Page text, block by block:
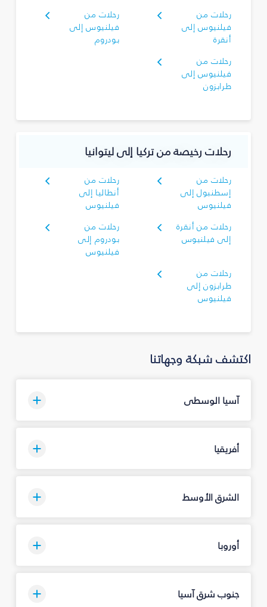
رحلات من
فيلنيوس إلى
أنقرة
رحلات من
فيلنيوس إلى
بودروم
رحلات من
فيلنيوس إلى
طرابزون
رحلات رخيصة من تركيا إلى ليتوانيا
رحلات من
إسطنبول إلى
فيلنيوس
رحلات من
أنطاليا إلى
فيلنيوس
رحلات من أنقرة
إلى فيلنيوس
رحلات من
بودروم إلى
فيلنيوس
رحلات من
طرابزون إلى
فيلنيوس
اكتشف شبكة وجهاتنا
آسيا الوسطى
أفريقيا
الشرق الأوسط
أوروبا
جنوب شرق آسيا